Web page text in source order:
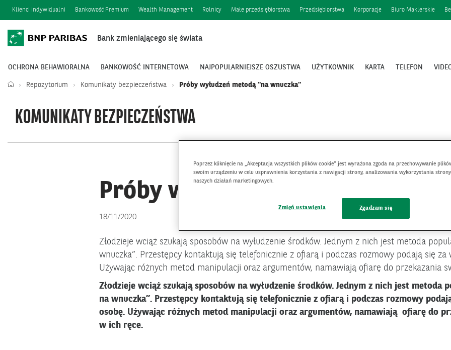
Klienci indywidualni Bankowość Premium Wealth Management Rolnicy Małe przedsiębiorstwa Przedsiębiorstwa Korporacje Biuro Maklerskie
Bank zmieniającego się świata
OCHRONA BEHAWIORALNA BANKOWOŚĆ INTERNETOWA NAJPOPULARNIEJSZE OSZUSTWA UŻYTKOWNIK KARTA TELEFON
Repozytorium Komunikaty bezpieczeństwa Próby wyłudzeń metodą "na wnuczka"
KOMUNIKATY BEZPIECZEŃSTWA
Próby wyłudzeń metodą "na
18/11/2020
Złodzieje wciąż szukają sposobów na wyłudzenie środków. Jednym z nich jest metoda
wnuczka”. Przestępcy kontaktują się telefonicznie z ofiarą i podczas rozmowy podają się za
Używając różnych metod manipulacji oraz argumentów, namawiają ofiarę do przekazania
Złodzieje wciąż szukają sposobów na wyłudzenie środków. Jednym z nich jest metoda
na wnuczka”. Przestępcy kontaktują się telefonicznie z ofiarą i podczas rozmowy
osobę. Używając różnych metod manipulacji oraz argumentów, namawiają ofiarę do
w ich ręce.
Poprzez kliknięcie na „Akceptacja wszystkich plików cookie” jest wyrażona zgoda na przechowywanie
swoim urządzeniu w celu usprawnienia korzystania z nawigacji strony, analizowania wykorzystania
naszych działań marketingowych.
Zmień ustawienia Zgadzam się